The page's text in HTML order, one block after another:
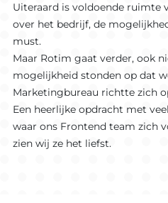
Uiteraard is voldoende
over het bedrijf, de
must.
Maar Rotim gaat verder, ook
mogelijkheid stonden op dat
Marketingbureau richtte zich
Een heerlijke opdracht met
waar ons Frontend team zich
zien wij ze het liefst.